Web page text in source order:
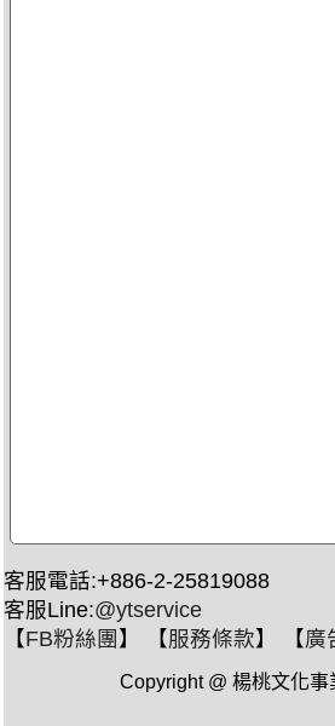
客服電話:+886-2-25819088
客服Line:@ytservice
【FB粉絲團 】 【服務條款】 【廣
Copyright @ 楊桃文化事